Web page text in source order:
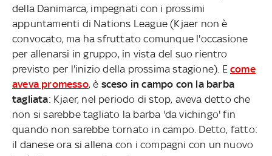
della Danimarca, impegnati con i prossimi
appuntamenti di Nations League (Kjaer non è
convocato, ma ha sfruttato comunque l'occasione
per allenarsi in gruppo, in vista del suo rientro
previsto per l'inizio della prossima stagione). E come
aveva promesso, è sceso in campo con la barba
tagliata: Kjaer, nel periodo di stop, aveva detto che
non si sarebbe tagliato la barba 'da vichingo' fin
quando non sarebbe tornato in campo. Detto, fatto:
il danese ora si allena con i compagni con un nuovo